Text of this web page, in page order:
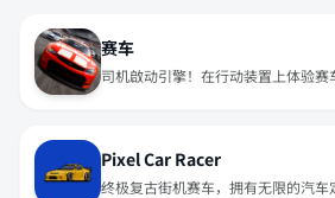
赛车
司机啟动引擎！在行动装置上体验赛
Pixel Car Racer
终极复古街机赛车，拥有无限的汽车